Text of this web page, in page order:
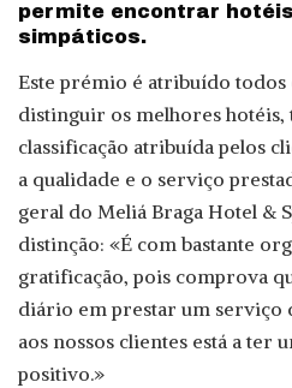
permite encontrar
simpáticos.
Este prémio é atribuído todos
distinguir os melhores hotéis,
classificação atribuída pelos
a qualidade e o serviço
geral do Meliá Braga Hotel &
distinção: «É com bastante
gratificação, pois comprova
diário em prestar um serviço
aos nossos clientes está a ter
positivo.»